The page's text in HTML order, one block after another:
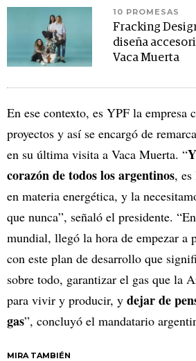
10 PROMESAS
Fracking
diseña
Vaca Muerta
En ese contexto, es YPF la empresa
proyectos y así se encargó de
en su última visita a Vaca Muerta. “
corazón de todos los argentinos,
en materia energética, y la
que nunca”, señaló el presidente.
mundial, llegó la hora de empezar a
con este plan de desarrollo que
sobre todo, garantizar el gas que la
para vivir y producir, y dejar de
gas”, concluyó el mandatario
MIRA TAMBIÉN